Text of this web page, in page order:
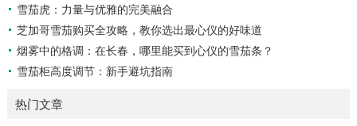
雪茄虎：力量与优雅的完美融合
芝加哥雪茄购买全攻略，教你选出最心仪的好味道
烟雾中的格调：在长春，哪里能买到心仪的雪茄条？
雪茄柜高度调节：新手避坑指南
热门文章